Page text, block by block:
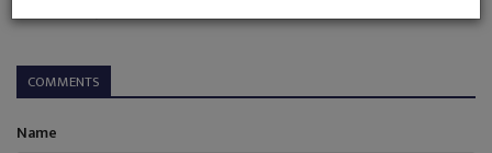
admin Nov 23, 2024 0 23
COMMENTS
Name